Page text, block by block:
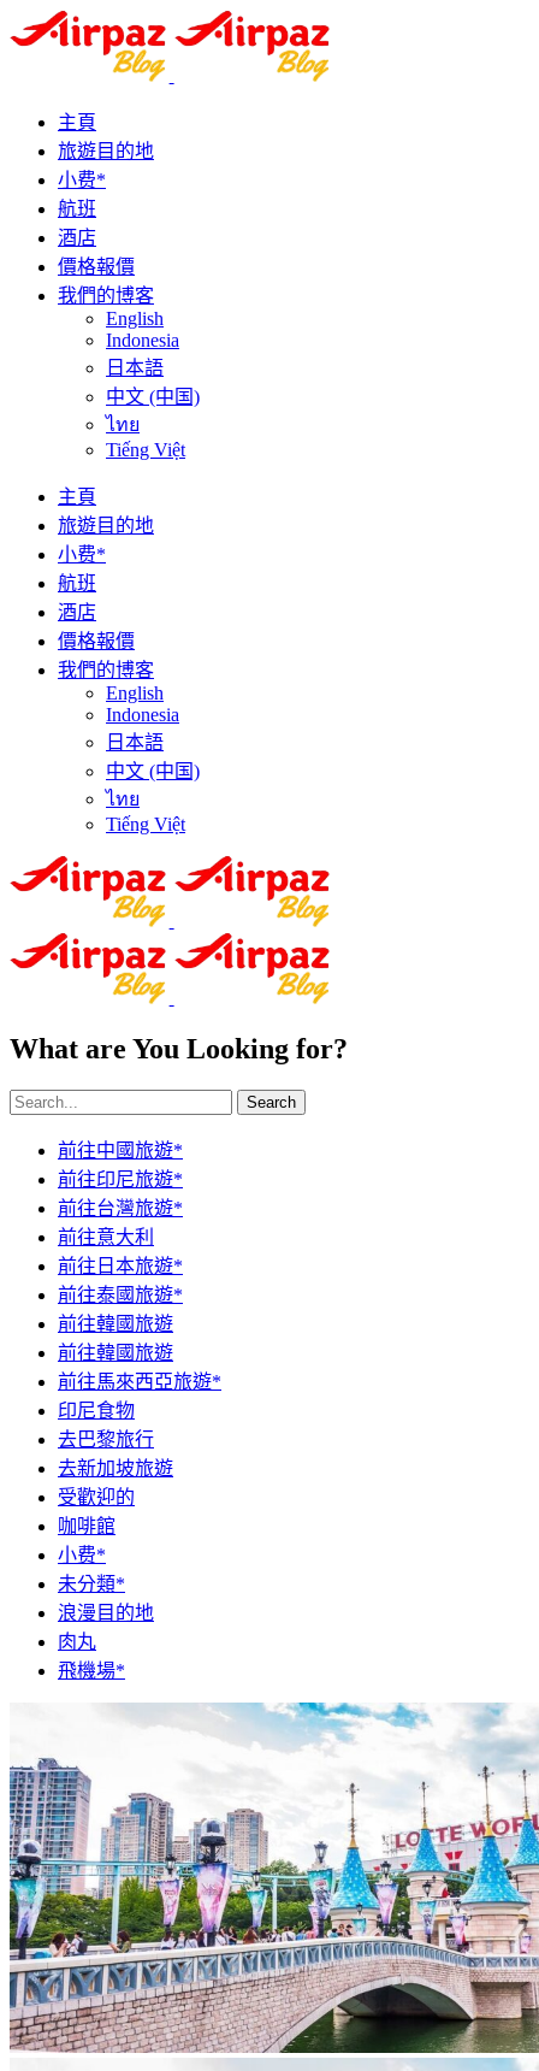
主頁
旅遊目的地
小费*
航班
酒店
價格報價
我們的博客
English
Indonesia
日本語
中文 (中国)
ไทย
Tiếng Việt
主頁
旅遊目的地
小费*
航班
酒店
價格報價
我們的博客
English
Indonesia
日本語
中文 (中国)
ไทย
Tiếng Việt
What are You Looking for?
Search
前往中國旅遊*
前往印尼旅遊*
前往台灣旅遊*
前往意大利
前往日本旅遊*
前往泰國旅遊*
前往韓國旅遊
前往韓國旅遊
前往馬來西亞旅遊*
印尼食物
去巴黎旅行
去新加坡旅遊
受歡迎的
咖啡館
小费*
未分類*
浪漫目的地
肉丸
飛機場*